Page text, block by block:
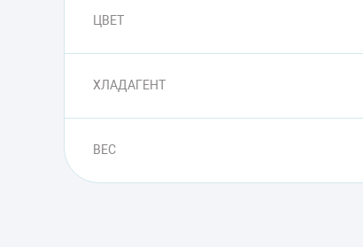
ЦВЕТ
ХЛАДАГЕНТ
ВЕС